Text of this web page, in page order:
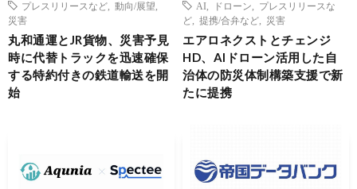
プレスリリースなど
動向/展望
災害
丸和通運とJR貨物、災害予見
時に代替トラックを迅速確保
する特約付きの鉄道輸送を開
始
AI
ドローン
プレスリリースな
ど
提携/合弁など 災害
エアロネクストとチェンジ
HD、AIドローン活用した自
治体の防災体制構築支援で新
たに提携